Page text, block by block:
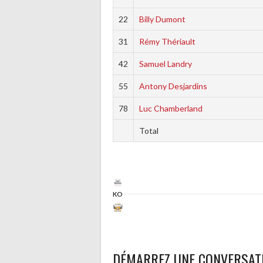
22 Billy Dumont
31 Rémy Thériault
42 Samuel Landry
55 Antony Desjardins
78 Luc Chamberland
Total
KO